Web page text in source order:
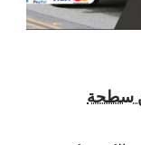
كرين سطحة